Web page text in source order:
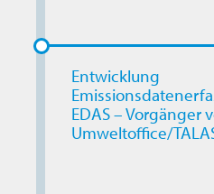
Entwicklung
EDAS – Vorgänger
Umweltoffice/